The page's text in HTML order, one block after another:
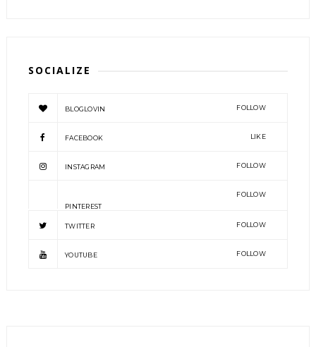
SOCIALIZE
BLOGLOVIN FOLLOW
FACEBOOK LIKE
INSTAGRAM FOLLOW
PINTEREST
FOLLOW
TWITTER FOLLOW
YOUTUBE FOLLOW